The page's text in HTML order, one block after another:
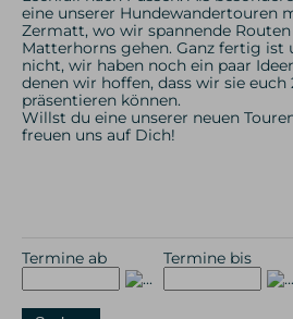
eine unserer Hundewandertouren
Zermatt, wo wir spannende
Matterhorns gehen. Ganz fertig ist
nicht, wir haben noch ein paar
denen wir hoffen, dass wir sie euch
präsentieren können.
Willst du eine unserer neuen
freuen uns auf Dich!
Termine ab Termine bis